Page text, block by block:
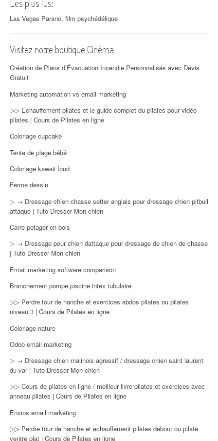
Les plus lus:
Las Vegas Parano, film psychédélique
Visitez notre boutique Cinéma
Création de Plans d’Évacuation Incendie Personnalisés avec Devis
Gratuit
Marketing automation vs email marketing
▷▷ Echauffement pilates et le guide complet du pilates pour vidéo
pilates | Cours de Pilates en ligne
Coloriage cupcake
Tente de plage bébé
Coloriage kawaii food
Ferme dessin
▷ → Dressage chien chasse setter anglais pour dressage chien pitbull
attaque | Tuto Dresser Mon chien
Carre potager en bois
▷ → Dressage pour chien dattaque pour dressage de chien de chasse
| Tuto Dresser Mon chien
Email marketing software comparison
Branchement pompe piscine intex tubulaire
▷▷ Perdre tour de hanche et exercices abdos pilates ou pilates
niveau 3 | Cours de Pilates en ligne
Coloriage nature
Odoo email marketing
▷ → Dressage chien malinois agressif / dressage chien saint laurent
du var | Tuto Dresser Mon chien
▷▷ Cours de pilates en ligne / meilleur livre pilates et exercices avec
anneau pilates | Cours de Pilates en ligne
Envios email marketing
▷▷ Perdre tour de hanche et echauffement pilates debout ou pilate
ventre plat | Cours de Pilates en ligne